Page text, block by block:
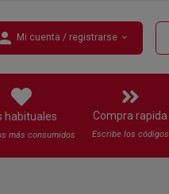
Mi cuenta / registrarse expand_more
habituales
más consumidos
Compra rapida
Escribe los códigos